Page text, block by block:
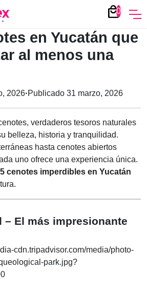
0
local_mall
en Yucatán que
al menos una
2026·Publicado 31 marzo, 2026
verdaderos tesoros naturales
belleza, historia y tranquilidad.
hasta cenotes abiertos
uno ofrece una experiencia única.
5 cenotes imperdibles en Yucatán
– El más impresionante